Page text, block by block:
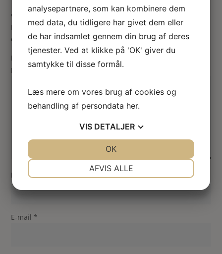
Vær den første til at anmelde “Blonde håndklæde m sløjfe”
Din e-mailadresse vil ikke blive publiceret. Krævede felter
er markeret med*
Din vurdering
Din anmeldelse *
Navn*
E-mail*
analysepartnere, som kan kombinere dem
med data, du tidligere har givet dem eller
de har indsamlet gennem din brug af deres
tjenester. Ved at klikke på 'OK' giver du
samtykke til disse formål.
Læs mere om vores brug af cookies og
behandling af persondata her.
VIS DETALJER
AFVIS ALLE
OK